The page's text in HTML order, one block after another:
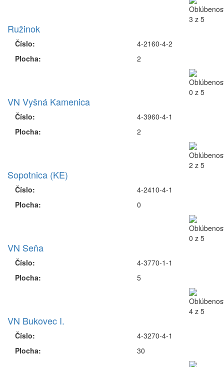
Ružinok
Číslo:
Plocha:
4-2160-4-2
2
VN Vyšná Kamenica
Číslo:
Plocha:
4-3960-4-1
2
Sopotnica (KE)
Číslo:
Plocha:
4-2410-4-1
0
VN Seňa
Číslo:
Plocha:
4-3770-1-1
5
VN Bukovec I.
Číslo:
Plocha:
4-3270-4-1
30